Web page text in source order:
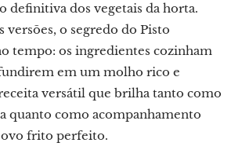
definitiva dos vegetais da horta.
o segredo do Pisto
tempo: os ingredientes cozinham
em um molho rico e
versátil que brilha tanto como
quanto como acompanhamento
ovo frito perfeito.